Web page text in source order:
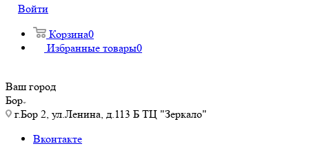
Войти
Корзина0
Избранные товары0
Ваш город
Бор
г.Бор 2, ул.Ленина, д.113 Б ТЦ "Зеркало"
Вконтакте